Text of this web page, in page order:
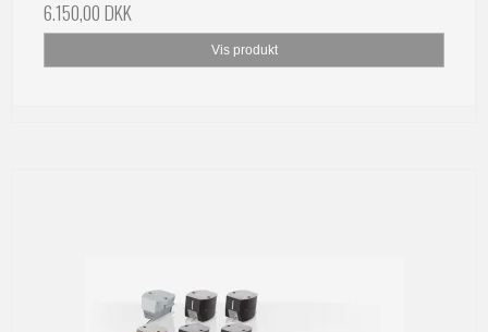
6.150,00 DKK
Vis produkt